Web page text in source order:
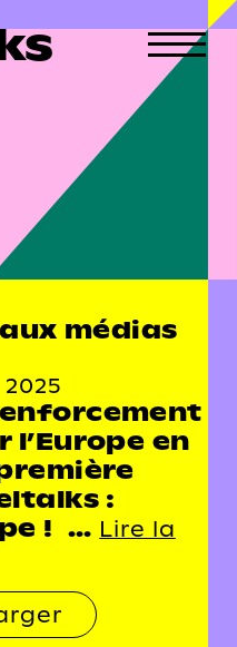
médias
l’Europe en
:
! ... Lire la